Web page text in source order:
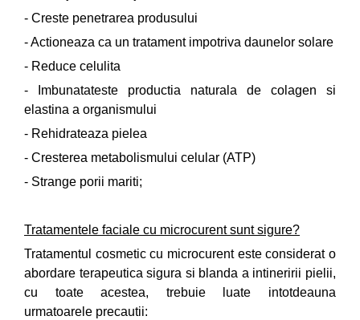
- Creste penetrarea produsului
- Actioneaza ca un tratament impotriva daunelor solare
- Reduce celulita
- Imbunatateste productia naturala de colagen si
elastina a organismului
- Rehidrateaza pielea
- Cresterea metabolismului celular (ATP)
- Strange porii mariti;
Tratamentele faciale cu microcurent sunt sigure?
Tratamentul cosmetic cu microcurent este considerat o
abordare terapeutica sigura si blanda a intineririi pielii,
cu toate acestea, trebuie luate intotdeauna
urmatoarele precautii: